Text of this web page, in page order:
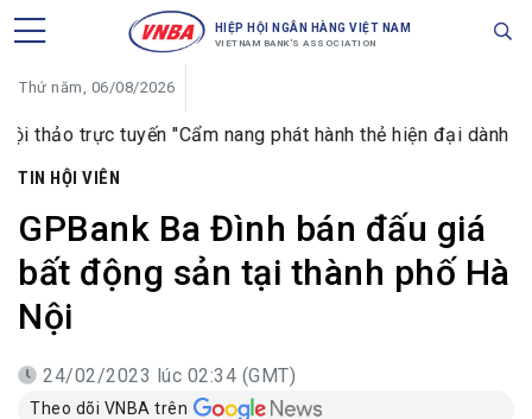
HIỆP HỘI NGÂN HÀNG VIỆT NAM
VIETNAM BANK'S ASSOCIATION
Thứ năm, 06/08/2026
tuyến "Cẩm nang phát hành thẻ hiện đại dành cho ngân
TIN HỘI VIÊN
GPBank Ba Đình bán đấu giá
bất động sản tại thành phố Hà
Nội
24/02/2023 lúc 02:34 (GMT)
Theo dõi VNBA trên